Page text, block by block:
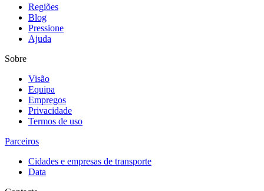
Regiões
Blog
Pressione
Ajuda
Sobre
Visão
Equipa
Empregos
Privacidade
Termos de uso
Parceiros
Cidades e empresas de transporte
Data